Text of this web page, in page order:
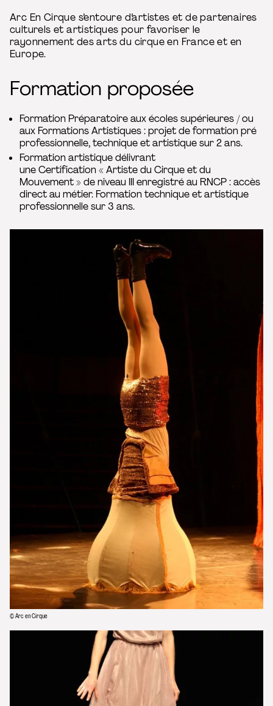
Arc En Cirque s’entoure d’artistes et de partenaires
culturels et artistiques pour favoriser le
rayonnement des arts du cirque en France et en
Europe.
Formation proposée
Formation Préparatoire aux écoles supérieures / ou
aux Formations Artistiques : projet de formation pré
professionnelle, technique et artistique sur 2 ans.
Formation artistique délivrant
une Certification « Artiste du Cirque et du
Mouvement » de niveau III enregistré au RNCP : accès
direct au métier. Formation technique et artistique
professionnelle sur 3 ans.
© Arc en Cirque